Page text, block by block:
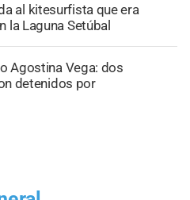
al kitesurfista que era
la Laguna Setúbal
Agostina Vega: dos
detenidos por